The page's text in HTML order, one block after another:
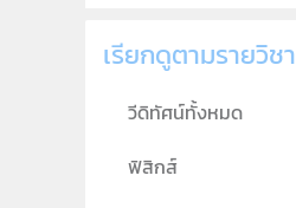
เรียกดูตามรายวิชา
วีดิทัศน์ทั้งหมด
ฟิสิกส์